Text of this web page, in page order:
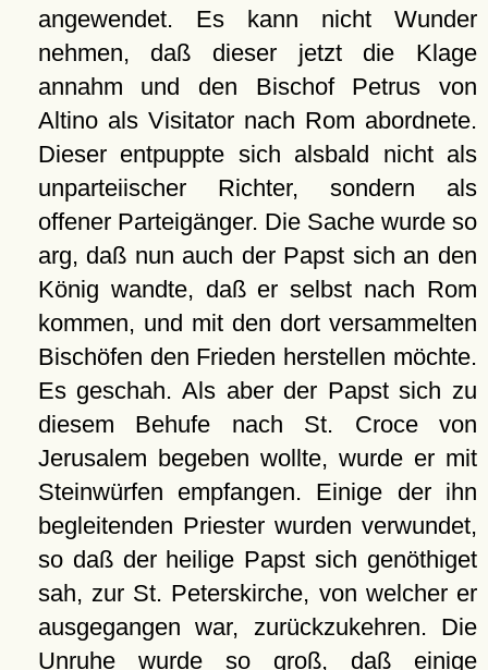
angewendet. Es kann nicht Wunder
nehmen, daß dieser jetzt die Klage
annahm und den Bischof Petrus von
Altino als Visitator nach Rom abordnete.
Dieser entpuppte sich alsbald nicht als
unparteiischer Richter, sondern als
offener Parteigänger. Die Sache wurde so
arg, daß nun auch der Papst sich an den
König wandte, daß er selbst nach Rom
kommen, und mit den dort versammelten
Bischöfen den Frieden herstellen möchte.
Es geschah. Als aber der Papst sich zu
diesem Behufe nach St. Croce von
Jerusalem begeben wollte, wurde er mit
Steinwürfen empfangen. Einige der ihn
begleitenden Priester wurden verwundet,
so daß der heilige Papst sich genöthiget
sah, zur St. Peterskirche, von welcher er
ausgegangen war, zurückzukehren. Die
Unruhe wurde so groß, daß einige